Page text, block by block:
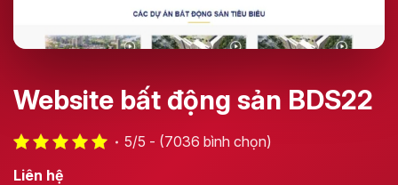
Website bất động sản BDS22
5/5 - (7036 bình chọn)
Liên hệ